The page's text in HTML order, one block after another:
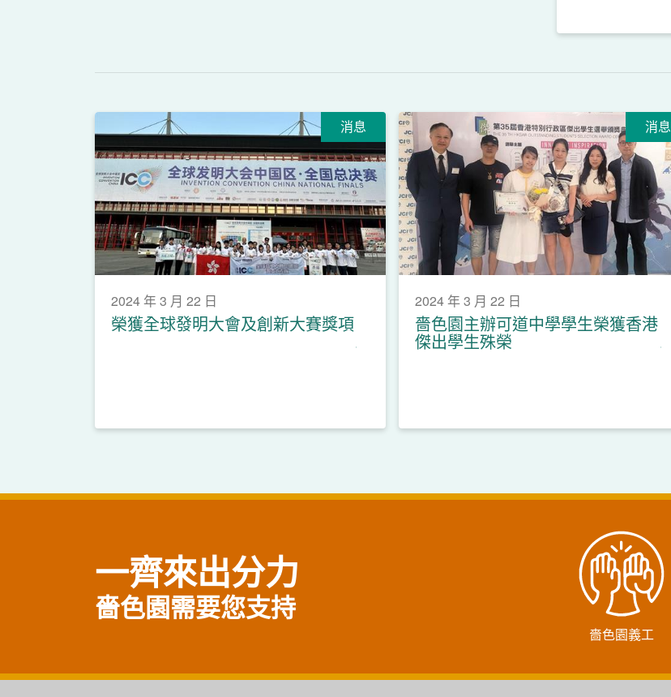
消息
2024 年 3 月 22 日
榮獲全球發明大會及創新大賽獎項
消息
2024 年 3 月 22 日
嗇色園主辦可道中學學生榮獲香港
傑出學生殊榮
一齊來出分力
嗇色園需要您支持
嗇色園義工